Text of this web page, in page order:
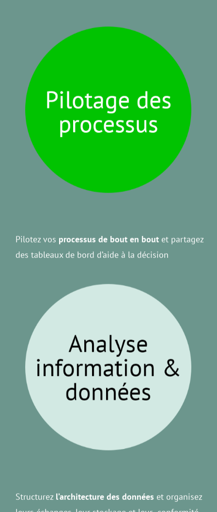
Pilotez vos processus de bout en bout
des tableaux de bord d’aide à la décision
Structurez l’architecture des données
et organisez
leurs échanges, leur stockage et leur conformité